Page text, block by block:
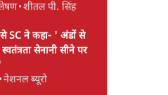
•शीतल पी. सिंह
से SC ने कहा- ' अंडों से
सेनानी सीने पर
•नेशनल ब्यूरो